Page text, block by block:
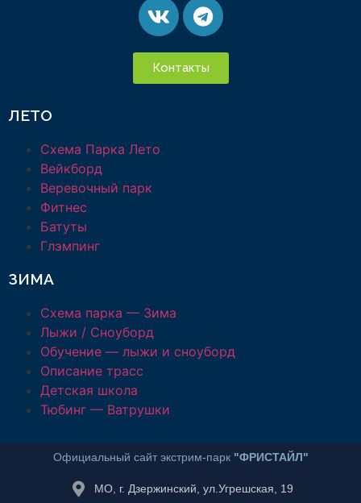
Контакты
ЛЕТО
Схема Парка Лето
Вейкборд
Веревочный парк
Фитнес
Батуты
Глэмпинг
ЗИМА
Схема парка — Зима
Лыжи / Сноуборд
Обучение — лыжи и сноуборд
Описание трасс
Детская школа
Тюбинг — Ватрушки
Официальный сайт экстрим-парк "ФРИСТАЙЛ"
МО, г. Дзержинский, ул.Угрешская, 19